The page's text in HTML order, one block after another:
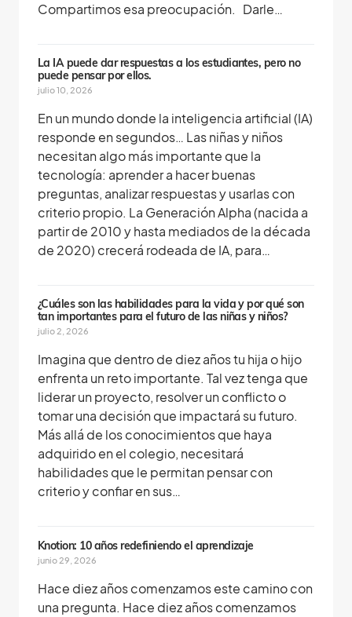
Compartimos esa preocupación. Darle…
La IA puede dar respuestas a los estudiantes, pero no
puede pensar por ellos.
julio 10, 2026
En un mundo donde la inteligencia artificial (IA)
responde en segundos… Las niñas y niños
necesitan algo más importante que la
tecnología: aprender a hacer buenas
preguntas, analizar respuestas y usarlas con
criterio propio. La Generación Alpha (nacida a
partir de 2010 y hasta mediados de la década
de 2020) crecerá rodeada de IA, para…
¿Cuáles son las habilidades para la vida y por qué son
tan importantes para el futuro de las niñas y niños?
julio 2, 2026
Imagina que dentro de diez años tu hija o hijo
enfrenta un reto importante. Tal vez tenga que
liderar un proyecto, resolver un conflicto o
tomar una decisión que impactará su futuro.
Más allá de los conocimientos que haya
adquirido en el colegio, necesitará
habilidades que le permitan pensar con
criterio y confiar en sus…
Knotion: 10 años redefiniendo el aprendizaje
junio 29, 2026
Hace diez años comenzamos este camino con
una pregunta. Hace diez años comenzamos